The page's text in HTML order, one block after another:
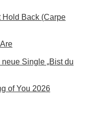
Hold Back (Carpe
Single „Bist du
of You 2026